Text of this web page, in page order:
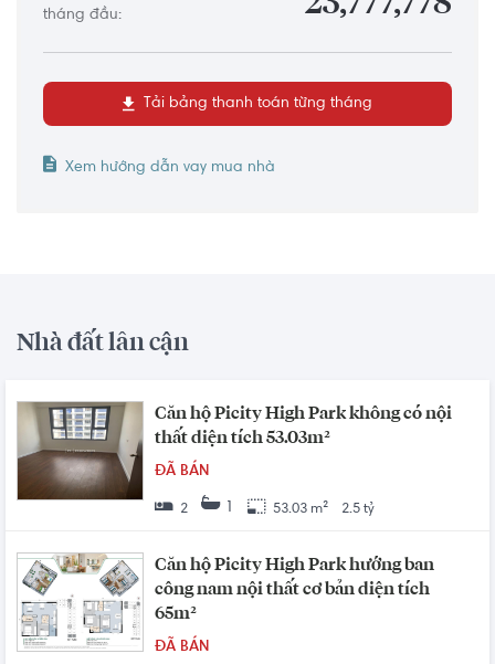
tháng đầu:
Tải bảng thanh toán từng tháng
Xem hướng dẫn vay mua nhà
Nhà đất lân cận
Căn hộ Picity High Park không có nội
thất diện tích 53.03m²
ĐÃ BÁN
2 1 53.03 m² 2.5 tỷ
Căn hộ Picity High Park hướng ban
công nam nội thất cơ bản diện tích
65m²
ĐÃ BÁN